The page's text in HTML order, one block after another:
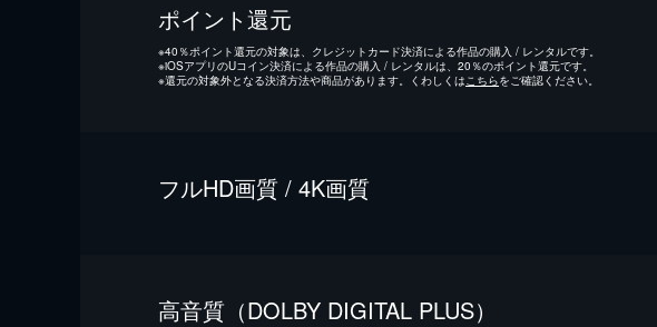
ポイント還元
※40％ポイント還元の対象は、クレジットカード決済による作品の購入 / レンタルです。
※iOSアプリのUコイン決済による作品の購入 / レンタルは、20％のポイント還元です。
※還元の対象外となる決済方法や商品があります。くわしくは こちらをご確認ください。
フルHD画質 / 4K画質
⾼⾳質（DOLBY DIGITAL PLUS）